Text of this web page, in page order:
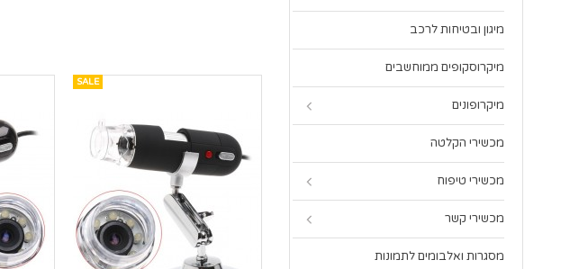
SALE
מיגון ובטיחות לרכב
מיקרוסקופים ממוחשבים
מיקרופונים
מכשירי הקלטה
מכשירי טיפוח
מכשירי קשר
מסגרות ואלבומים לתמונות